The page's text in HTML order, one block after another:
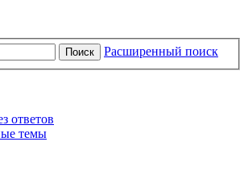
Поиск Расширенный поиск
ответов
темы